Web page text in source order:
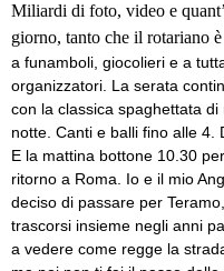
Miliardi di foto, video e
giorno, tanto che il rotariano
a funamboli, giocolieri e a
organizzatori. La serata
con la classica spaghettata
notte. Canti e balli fino alle
E la mattina bottone 10.30
ritorno a Roma. Io e il mio
deciso di passare per
trascorsi insieme negli anni
a vedere come regge la